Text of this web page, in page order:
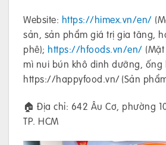
Website: https://himex.vn/en/
sản, sản phẩm giá trị gia tăng,
phê); https://hfoods.vn/en/
mì nui bún khô dinh dưỡng, ống
https://happyfood.vn/ (Sản
🏠 Địa chỉ: 642 Âu Cơ, phường
TP. HCM